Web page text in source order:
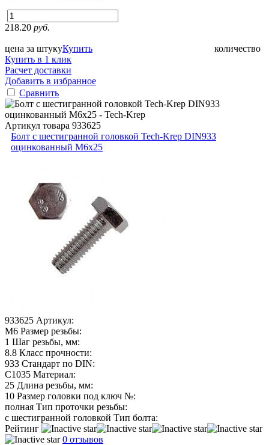
218.20 руб.
цена за штуку количество
Купить
Купить в 1 клик
Расчет доставки
Добавить в избранное
Сравнить
Артикул товара 933625
Болт с шестигранной головкой Tech-Krep DIN933
оцинкованный М6х25
933625 Артикул:
М6 Размер резьбы:
1 Шаг резьбы, мм:
8.8 Класс прочности:
933 Стандарт по DIN:
C1035 Материал:
25 Длина резьбы, мм:
10 Размер головки под ключ №:
полная Тип проточки резьбы:
с шестигранной головкой Тип болта:
Рейтинг
0 отзывов